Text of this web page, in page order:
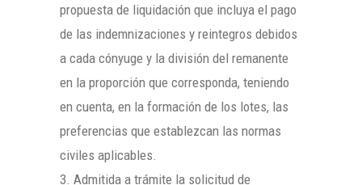
propuesta de liquidación que incluya el pago
de las indemnizaciones y reintegros debidos
a cada cónyuge y la división del remanente
en la proporción que corresponda, teniendo
en cuenta, en la formación de los lotes, las
preferencias que establezcan las normas
civiles aplicables.
3. Admitida a trámite la solicitud de